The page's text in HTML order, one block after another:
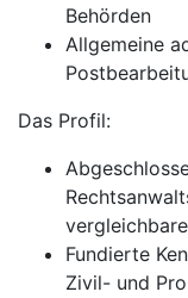
Behörden
Allgemeine
Das Profil:
Fundierte
Zivil- und